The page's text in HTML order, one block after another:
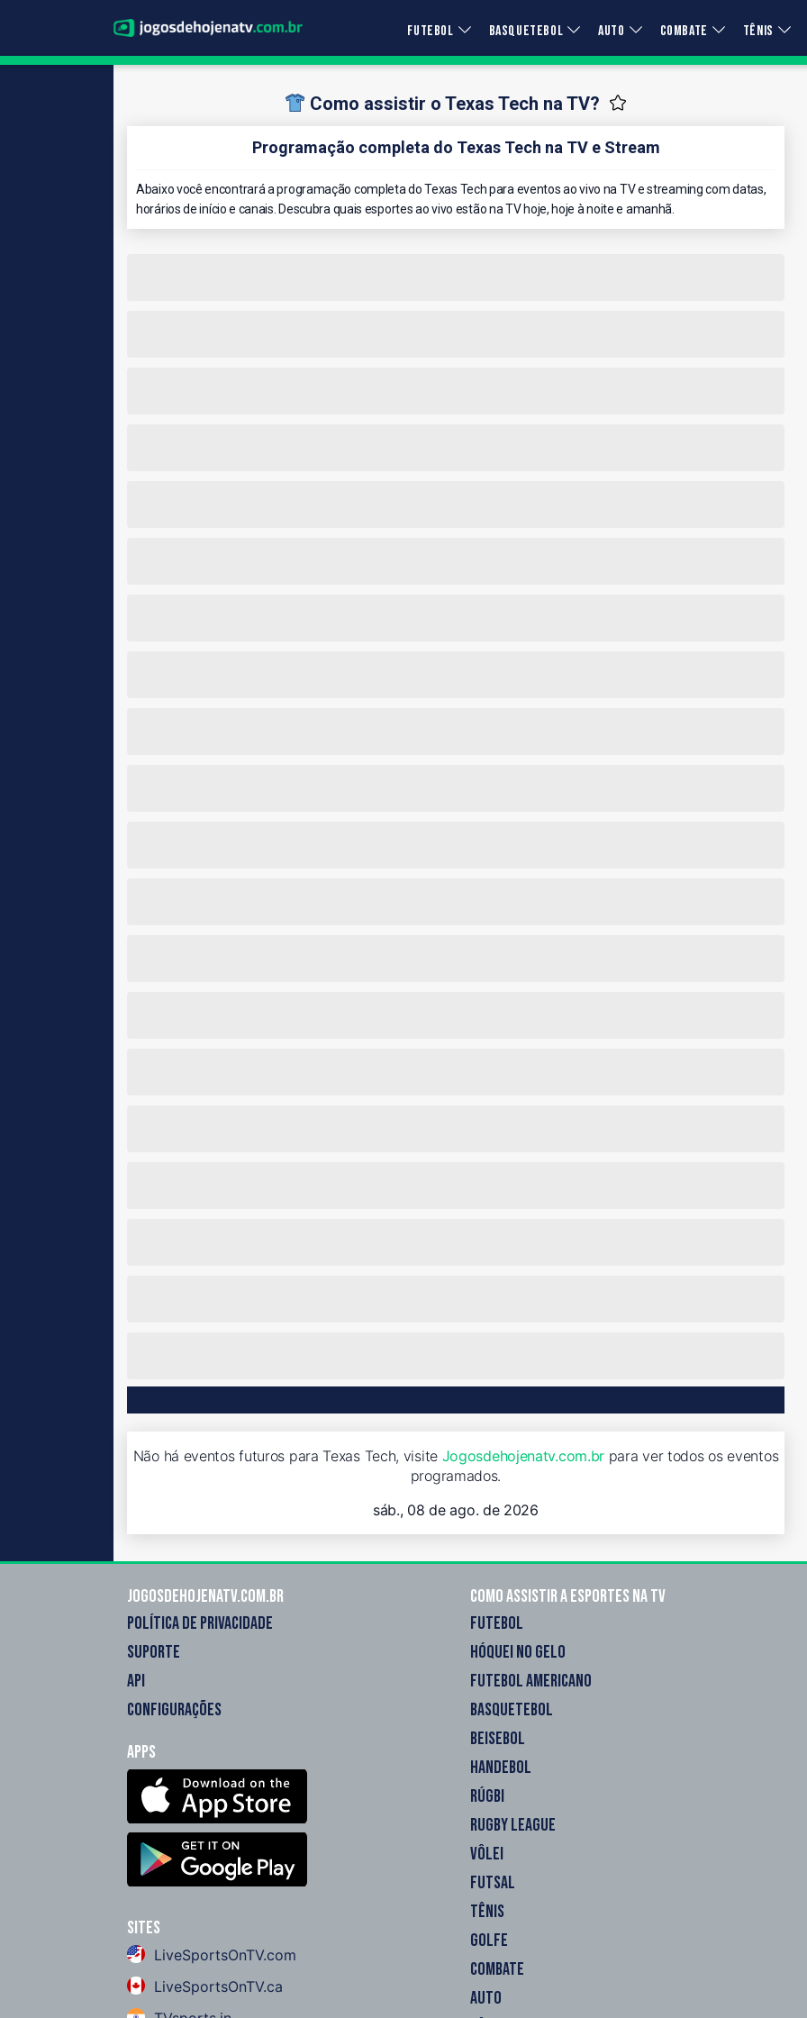
FUTEBOL BASQUETEBOL AUTO COMBATE TÊNIS
Como assistir o Texas Tech na TV?
Programação completa do Texas Tech na TV e Stream
Abaixo você encontrará a programação completa do Texas Tech para eventos ao vivo na TV e streaming com datas,
horários de início e canais. Descubra quais esportes ao vivo estão na TV hoje, hoje à noite e amanhã.
Não há eventos futuros para Texas Tech, visite Jogosdehojenatv.com.br para ver todos os eventos
programados.
sáb., 08 de ago. de 2026
Jogosdehojenatv.com.br
POLÍTICA DE PRIVACIDADE
SUPORTE
API
CONFIGURAÇÕES
Apps
Sites
LiveSportsOnTV.com
LiveSportsOnTV.ca
Como assistir a esportes na TV
FUTEBOL
HÓQUEI NO GELO
FUTEBOL AMERICANO
BASQUETEBOL
BEISEBOL
HANDEBOL
RÚGBI
RUGBY LEAGUE
VÔLEI
FUTSAL
TÊNIS
GOLFE
COMBATE
AUTO